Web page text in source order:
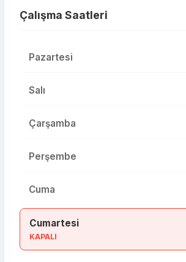
Çalışma Saatleri
Pazartesi
Salı
Çarşamba
Perşembe
Cuma
Cumartesi
KAPALI